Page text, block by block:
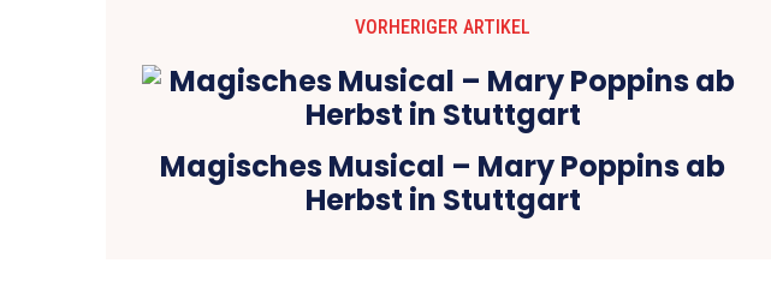
VORHERIGER ARTIKEL
Magisches Musical – Mary Poppins ab
Herbst in Stuttgart